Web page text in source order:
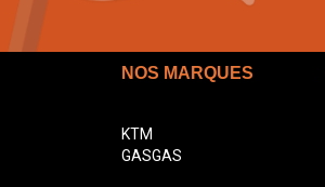
NOS MARQUES
KTM
GASGAS